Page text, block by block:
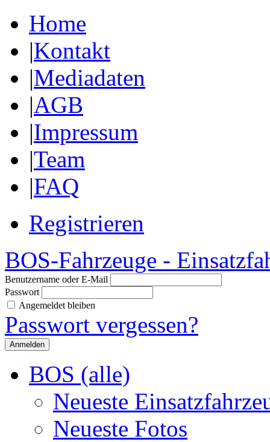
Home
|Kontakt
|Mediadaten
|AGB
|Impressum
|Team
|FAQ
Registrieren
BOS-Fahrzeuge -
Benutzername oder E-Mail
Passwort
Angemeldet bleiben
Passwort vergessen?
BOS (alle)
Neueste
Neueste Fotos